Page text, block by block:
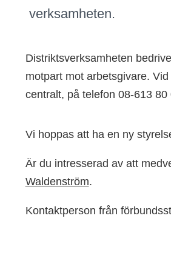
verksamheten.
Distriktsverksamheten
motpart mot arbetsgivare.
centralt, på telefon 08-613 80
Vi hoppas att ha en ny
Är du intresserad av att
Waldenström.
Kontaktperson från